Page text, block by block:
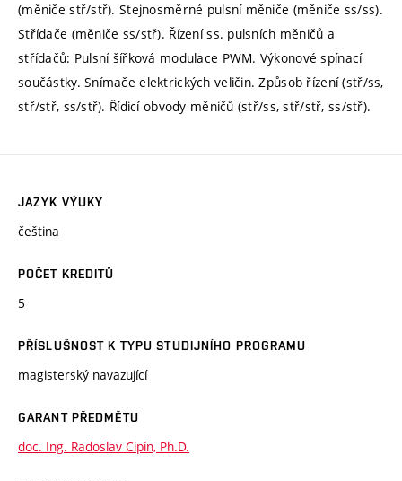
(měniče stř/stř). Stejnosměrné pulsní měniče (měniče ss/ss).
Střídače (měniče ss/stř). Řízení ss. pulsních měničů a
střídačů: Pulsní šířková modulace PWM. Výkonové spínací
součástky. Snímače elektrických veličin. Způsob řízení (stř/ss,
stř/stř, ss/stř). Řídicí obvody měničů (stř/ss, stř/stř, ss/stř).
JAZYK VÝUKY
čeština
POČET KREDITŮ
5
PŘÍSLUŠNOST K TYPU STUDIJNÍHO PROGRAMU
magisterský navazující
GARANT PŘEDMĚTU
doc. Ing. Radoslav Cipín, Ph.D.